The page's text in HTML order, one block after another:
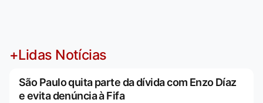
+Lidas Notícias
São Paulo quita parte da dívida com Enzo Díaz
e evita denúncia à Fifa